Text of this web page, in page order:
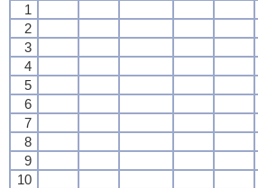
1
2
3
4
5
6
7
8
9
10